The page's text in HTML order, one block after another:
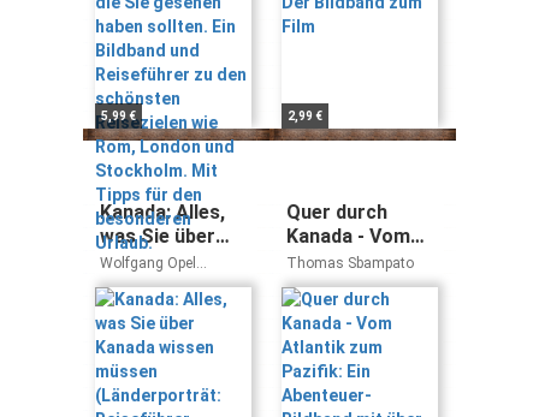
Reiseführer zu
den schönsten
Reisezielen wie
Rom, London
und Stockholm.
Mit Tipps für
den besonderen
Urlaub.
Müssig, Michael K.
Nathan, Bernd Schiller,
Klaus Viedebantt,
Thomas Winzker,
Bernd Klaube, Rolf
Goetz, Axel Pinck,
Hans Günther Meurer,
Eugen E. Hüsler, Jörg
Berghoff, Michael
Neumann-Adrian,
Reimund Ignatz, Maria
Guntermann, Dagmar
Kluthe, Lothar Schmidt,
Hans-Joachim
Spitzenberger, Herbert
Taschler, Peter V.
Neumann
5,99 € 2,99 €
Kanada: Alles,
was Sie über
Kanada wissen
müssen
(Länderporträt:
Reiseführer,
Bildband und
Handbuch in
einem)
Wolfgang Opel
Mechtild Opel
Quer durch
Kanada - Vom
Atlantik zum
Pazifik: Ein
Abenteuer-
Bildband mit
über 210 Bildern
auf 128 Seiten -
STÜRTZ-Verlag
Thomas Sbampato